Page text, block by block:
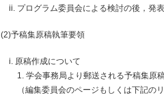
ii. プログラム委員会による検討の後，発
(2)予稿集原稿執筆要領
i. 原稿作成について
1. 学会事務局より郵送される予稿集原
（編集委員会のページもしくは下記の